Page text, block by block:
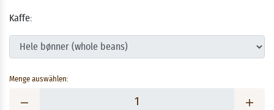
Kaffe:
Menge auswählen: